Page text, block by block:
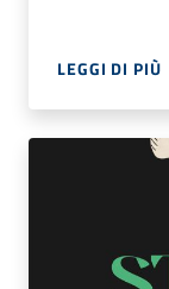
LEGGI DI PIÙ